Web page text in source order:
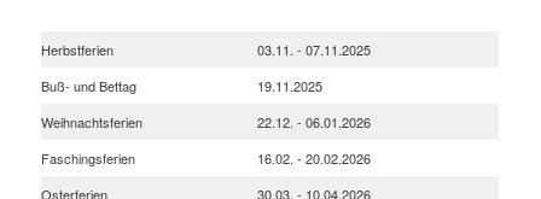
Herbstferien
03.11. - 07.11.2025
Buß- und Bettag
19.11.2025
Weihnachtsferien
22.12. - 06.01.2026
Faschingsferien
16.02. - 20.02.2026
Osterferien
30.03. - 10.04.2026